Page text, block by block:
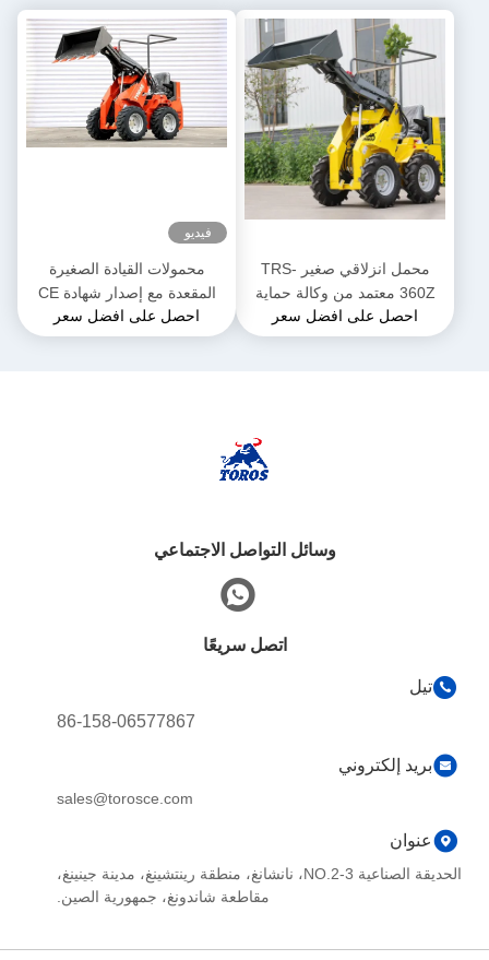
محمل انزلاقي صغير TRS-
360Z معتمد من وكالة حماية
البيئة (EPA) محمل صغير يعمل
بالديزل خيارات ألوان متعددة
احصل على افضل سعر
فيديو
محمولات القيادة الصغيرة
المقعدة مع إصدار شهادة CE
EURO 5
احصل على افضل سعر
وسائل التواصل الاجتماعي
اتصل سريعًا
تيل
86-158-06577867
بريد إلكتروني
sales@torosce.com
عنوان
الحديقة الصناعية NO.2-3، نانشانغ، منطقة رينتشينغ، مدينة جينينغ،
مقاطعة شاندونغ، جمهورية الصين.